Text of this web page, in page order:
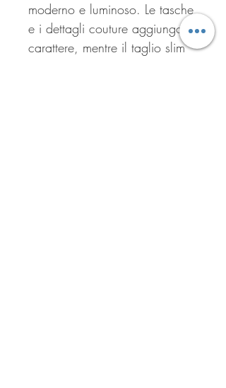
moderno e luminoso. Le tasche
e i dettagli couture aggiungono
carattere, mentre il taglio slim